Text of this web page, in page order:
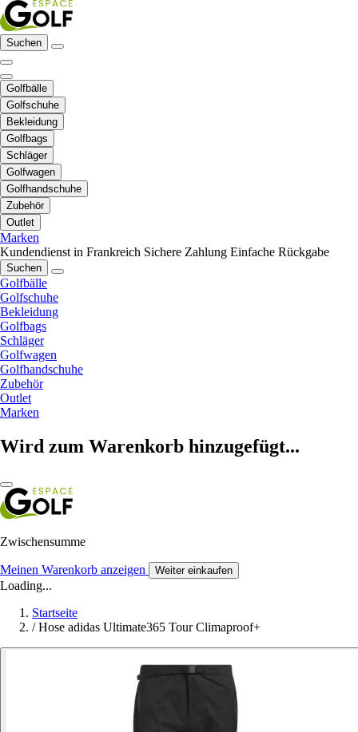
Suchen
Golfbälle
Golfschuhe
Bekleidung
Golfbags
Schläger
Golfwagen
Golfhandschuhe
Zubehör
Outlet
Marken
Kundendienst in Frankreich Sichere Zahlung Einfache Rückgabe
Suchen
Golfbälle
Golfschuhe
Bekleidung
Golfbags
Schläger
Golfwagen
Golfhandschuhe
Zubehör
Outlet
Marken
Wird zum Warenkorb hinzugefügt...
Zwischensumme
Meinen Warenkorb anzeigen Weiter einkaufen
Loading...
Startseite
/ Hose adidas Ultimate365 Tour Climaproof+